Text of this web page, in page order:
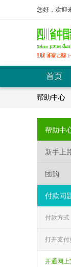
您好，欢迎
首页
帮助中心
帮助中
新手上
团购
付款问
付款方式
打开支付
页，可能
开通网上